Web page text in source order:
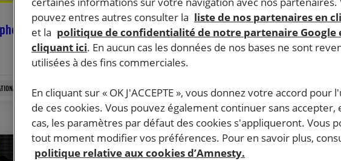
blanc
HUMANITAIRE
Irak : les civils pris entre deux feux
IRAK RESPECT DU DROIT INTERNATIONAL HUMANITAIRE IRAK
ACTUALITÉ
pouvez entres autres consulter la liste de nos partenaires en
et la politique de confidentialité de notre partenaire Google
cliquant ici. En aucun cas les données de nos bases ne sont
utilisées à des fins commerciales.
En cliquant sur « OK J'ACCEPTE », vous donnez votre accord pour
de ces cookies. Vous pouvez également continuer sans accepter,
cas, les paramètres par défaut des cookies s'appliqueront. Vous
tout moment modifier vos préférences. Pour en savoir plus,
politique relative aux cookies d’Amnesty.